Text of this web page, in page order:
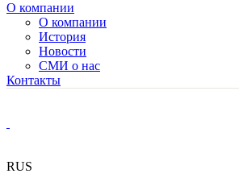
О компании
О компании
История
Новости
СМИ о нас
Контакты
RUS